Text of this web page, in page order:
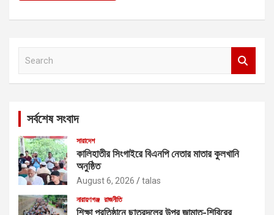
সর্বশেষ সংবাদ
সারাদেশ
কালিহাতীর সিংগাইরে বিএনপি নেতার মাতার কুলখানি
অনুষ্ঠিত
August 6, 2026 talas
নারায়ণগঞ্জ রাজনীতি
শিক্ষা প্রতিষ্ঠানে ছাত্রদলের উপর জামাত-শিবিরের